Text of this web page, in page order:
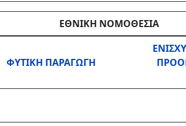
ΕΘΝΙΚΗ ΝΟΜΟΘΕΣΙΑ
ΦΥΤΙΚΗ ΠΑΡΑΓΩΓΗ